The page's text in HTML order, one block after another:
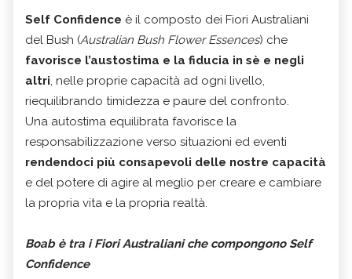
Self Confidence è il composto dei Fiori Australiani
del Bush (Australian Bush Flower Essences) che
favorisce l’austostima e la fiducia in sè e negli
altri, nelle proprie capacità ad ogni livello,
riequilibrando timidezza e paure del confronto.
Una autostima equilibrata favorisce la
responsabilizzazione verso situazioni ed eventi
rendendoci più consapevoli delle nostre capacità
e del potere di agire al meglio per creare e cambiare
la propria vita e la propria realtà.
Boab è tra i Fiori Australiani che compongono Self
Confidence